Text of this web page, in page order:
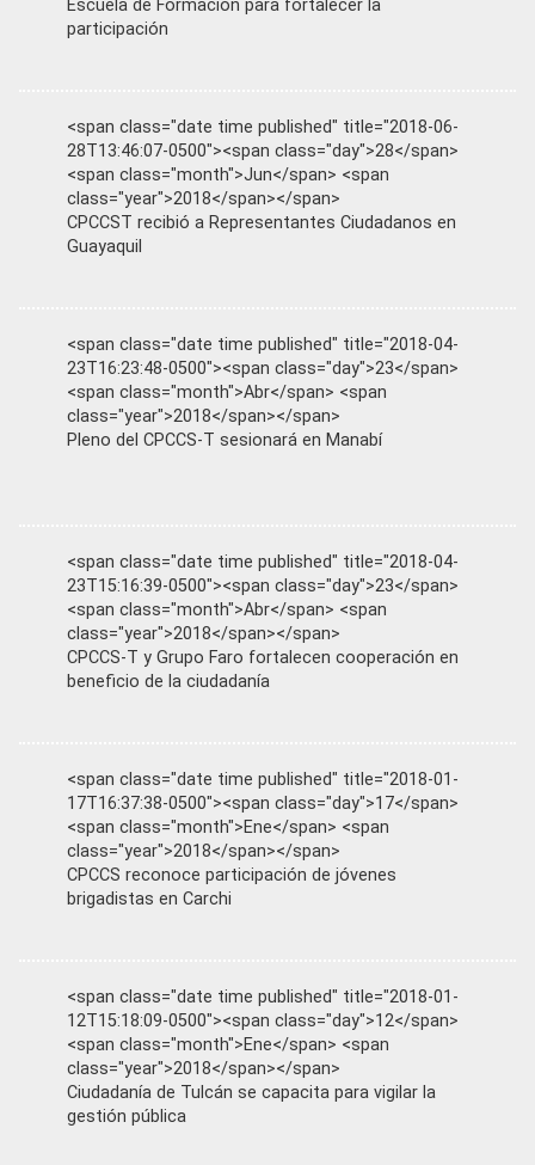
Escuela de Formación para fortalecer la
participación
<span class="date time published" title="2018-06-
28T13:46:07-0500"><span class="day">28</span>
<span class="month">Jun</span> <span
class="year">2018</span></span>
CPCCST recibió a Representantes Ciudadanos en
Guayaquil
<span class="date time published" title="2018-04-
23T16:23:48-0500"><span class="day">23</span>
<span class="month">Abr</span> <span
class="year">2018</span></span>
Pleno del CPCCS-T sesionará en Manabí
<span class="date time published" title="2018-04-
23T15:16:39-0500"><span class="day">23</span>
<span class="month">Abr</span> <span
class="year">2018</span></span>
CPCCS-T y Grupo Faro fortalecen cooperación en
beneficio de la ciudadanía
<span class="date time published" title="2018-01-
17T16:37:38-0500"><span class="day">17</span>
<span class="month">Ene</span> <span
class="year">2018</span></span>
CPCCS reconoce participación de jóvenes
brigadistas en Carchi
<span class="date time published" title="2018-01-
12T15:18:09-0500"><span class="day">12</span>
<span class="month">Ene</span> <span
class="year">2018</span></span>
Ciudadanía de Tulcán se capacita para vigilar la
gestión pública